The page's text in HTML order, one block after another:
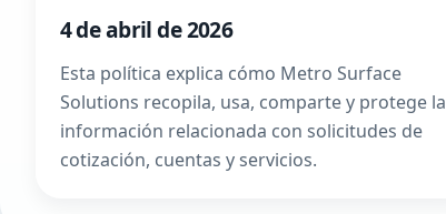
4 de abril de 2026
Esta política explica cómo Metro Surface
Solutions recopila, usa, comparte y protege la
información relacionada con solicitudes de
cotización, cuentas y servicios.